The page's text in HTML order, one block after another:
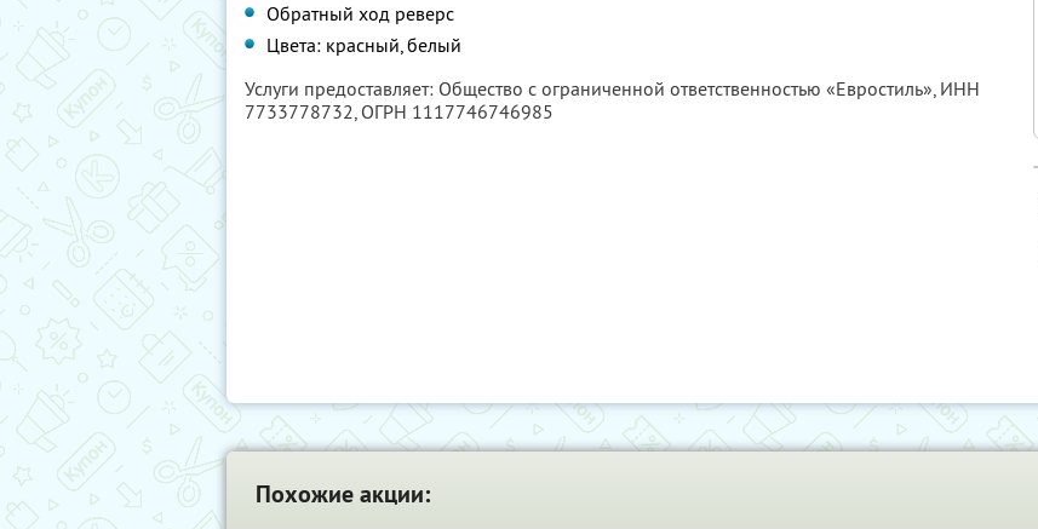
Обратный ход реверс
Цвета: красный, белый
Услуги предоставляет: Общество с ограниченной ответственностью «Евростиль», ИНН
7733778732, ОГРН 1117746746985
Похожие акции: